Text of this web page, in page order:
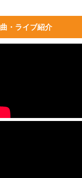
曲・ライブ紹介